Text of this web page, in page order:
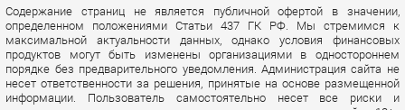
Содержание страниц не является публичной офертой в значении,
определенном положениями Статьи 437 ГК РФ. Мы стремимся к
максимальной актуальности данных, однако условия финансовых
продуктов могут быть изменены организациями в одностороннем
порядке без предварительного уведомления. Администрация сайта не
несет ответственности за решения, принятые на основе размещенной
информации. Пользователь самостоятельно несет все риски и